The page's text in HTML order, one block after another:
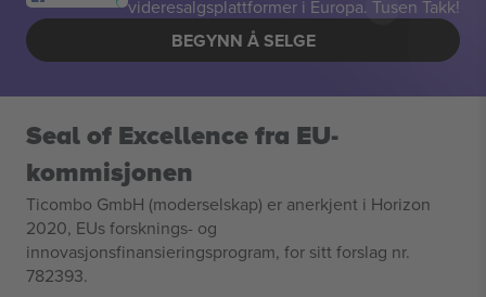
videresalgsplattformer i Europa. Tusen Takk!
BEGYNN Å SELGE
Seal of Excellence fra EU-
kommisjonen
Ticombo GmbH (moderselskap) er anerkjent i Horizon
2020, EUs forsknings- og
innovasjonsfinansieringsprogram, for sitt forslag nr.
782393.